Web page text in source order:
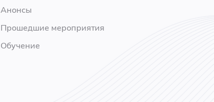
Анонсы
Прошедшие мероприятия
Обучение